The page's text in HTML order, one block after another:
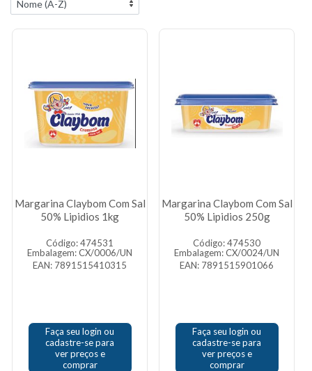
Margarina Claybom Com Sal
50% Lipidios 1kg
Código: 474531
Embalagem: CX/0006/UN
EAN: 7891515410315
Faça seu login ou
cadastre-se para
ver preços e
comprar
Margarina Claybom Com Sal
50% Lipidios 250g
Código: 474530
Embalagem: CX/0024/UN
EAN: 7891515901066
Faça seu login ou
cadastre-se para
ver preços e
comprar